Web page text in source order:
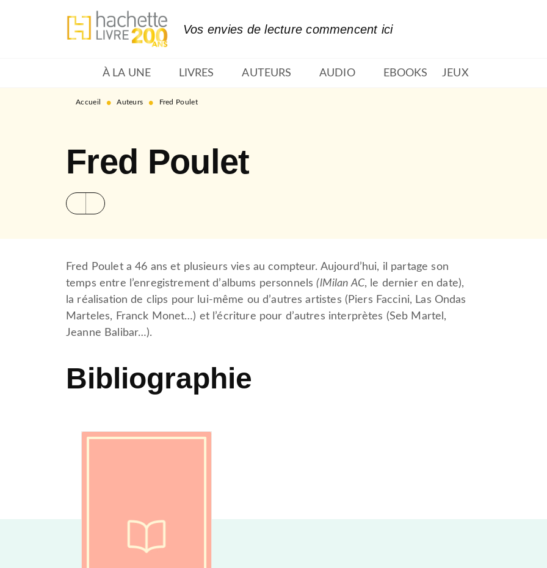
MENU RECHERCHE
Vos envies de lecture commencent ici
À LA UNE LIVRES AUTEURS AUDIO EBOOKS JEUX
Accueil • Auteurs • Fred Poulet
Fred Poulet
Fred Poulet a 46 ans et plusieurs vies au compteur. Aujourd’hui, il partage son
temps entre l’enregistrement d’albums personnels(lMilan AC, le dernier en date),
la réalisation de clips pour lui-même ou d’autres artistes (Piers Faccini, Las Ondas
Marteles, Franck Monet…) et l’écriture pour d’autres interprètes (Seb Martel,
Jeanne Balibar…).
Bibliographie